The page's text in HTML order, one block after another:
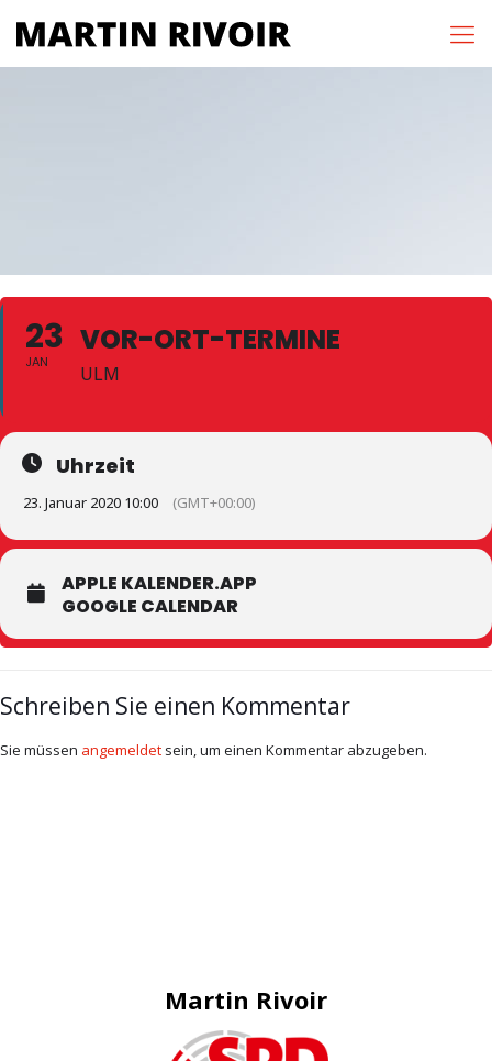
23
JAN
VOR-ORT-TERMINE
ULM
Uhrzeit
23. Januar 2020 10:00 (GMT+00:00)
APPLE KALENDER.APP
GOOGLE CALENDAR
Schreiben Sie einen Kommentar
Sie müssen angemeldet sein, um einen Kommentar abzugeben.
Martin Rivoir